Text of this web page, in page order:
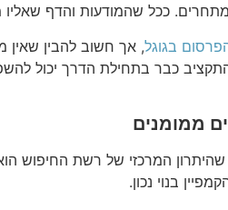
ככל שהמודעות והדף שאליו
בגוגל, אך חשוב להבין
של התקציב כבר בתחילת הדרך יכול
ממומנים
המרכזי של רשת החיפוש
בנוי נכון.